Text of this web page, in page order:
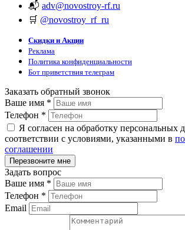
📬 adv@novostroy-rf.ru
🛒 @novostroy_rf_ru
Скидки и Акции
Реклама
Политика конфиденциальности
Бот приветствия телеграм
Заказать обратный звонок
Ваше имя *
Телефон *
Я согласен на обработку персональных
соответствии с условиями, указанными в
соглашении
Задать вопрос
Ваше имя *
Телефон *
Email